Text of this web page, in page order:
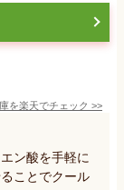
を楽天でチェック >>
ン酸を手軽に
ことでクール